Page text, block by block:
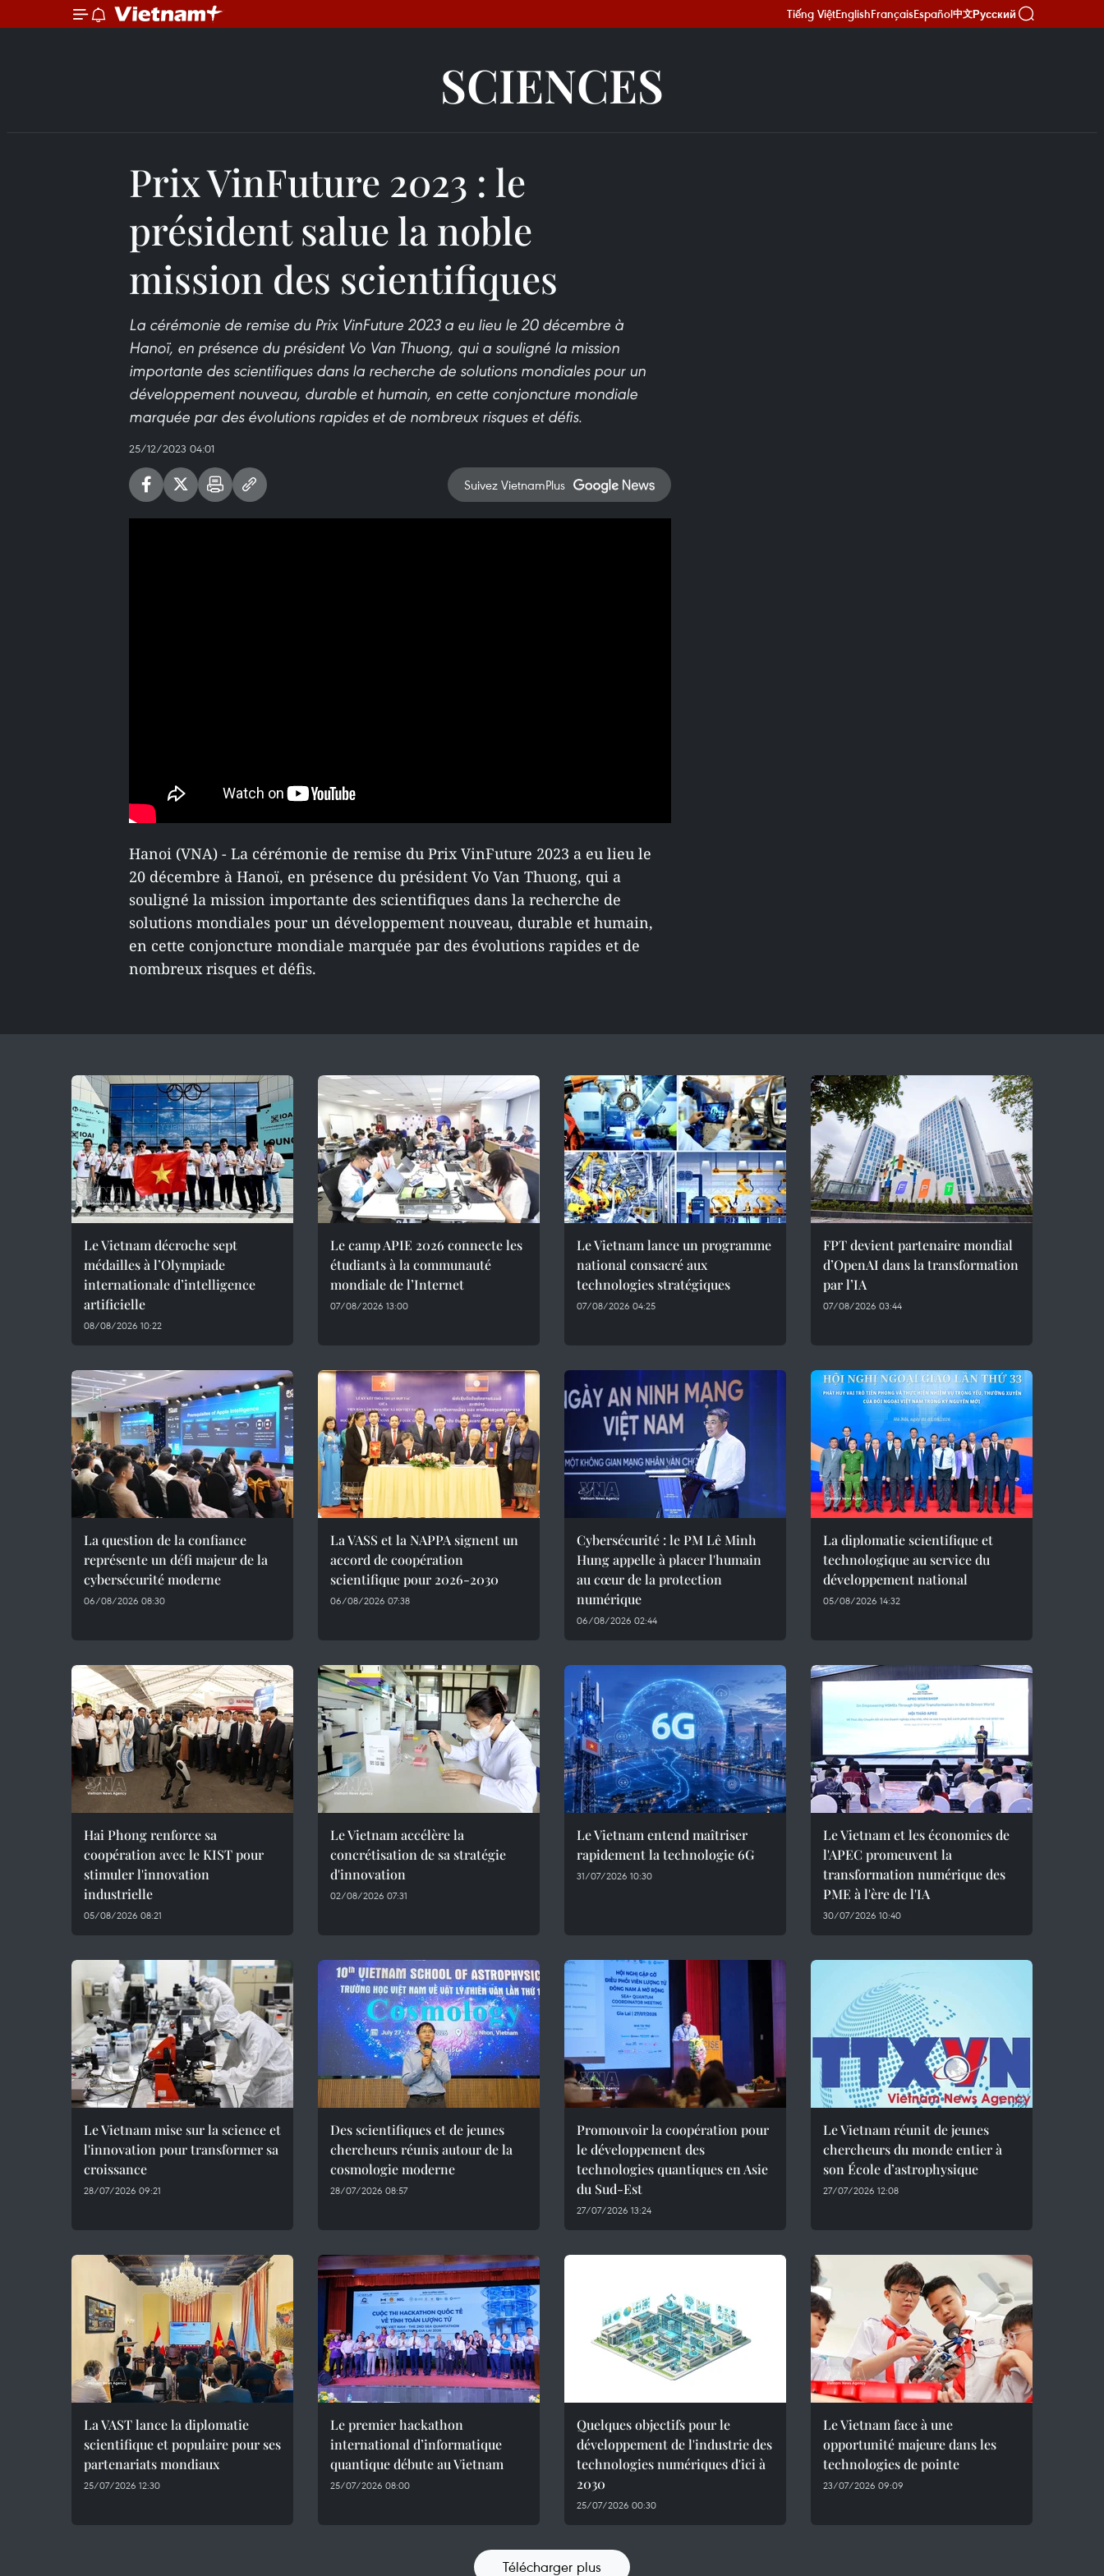
Tiếng ViệtEnglishFrançaisEspañol中文Русский
SCIENCES
Prix VinFuture 2023 : le
président salue la noble
mission des scientifiques
La cérémonie de remise du Prix VinFuture 2023 a eu lieu le 20 décembre à
Hanoï, en présence du président Vo Van Thuong, qui a souligné la mission
importante des scientifiques dans la recherche de solutions mondiales pour un
développement nouveau, durable et humain, en cette conjoncture mondiale
marquée par des évolutions rapides et de nombreux risques et défis.
25/12/2023 04:01
Suivez VietnamPlus
Hanoi (VNA) - La cérémonie de remise du Prix VinFuture 2023 a eu lieu le
20 décembre à Hanoï, en présence du président Vo Van Thuong, qui a
souligné la mission importante des scientifiques dans la recherche de
solutions mondiales pour un développement nouveau, durable et humain,
en cette conjoncture mondiale marquée par des évolutions rapides et de
nombreux risques et défis.
Le Vietnam décroche sept
médailles à l’Olympiade
internationale d’intelligence
artificielle
08/08/2026 10:22
Le camp APIE 2026 connecte les
étudiants à la communauté
mondiale de l’Internet
07/08/2026 13:00
Le Vietnam lance un programme
national consacré aux
technologies stratégiques
07/08/2026 04:25
FPT devient partenaire mondial
d’OpenAI dans la transformation
par l’IA
07/08/2026 03:44
La question de la confiance
représente un défi majeur de la
cybersécurité moderne
06/08/2026 08:30
La VASS et la NAPPA signent un
accord de coopération
scientifique pour 2026-2030
06/08/2026 07:38
Cybersécurité : le PM Lê Minh
Hung appelle à placer l'humain
au cœur de la protection
numérique
06/08/2026 02:44
La diplomatie scientifique et
technologique au service du
développement national
05/08/2026 14:32
Hai Phong renforce sa
coopération avec le KIST pour
stimuler l'innovation
industrielle
05/08/2026 08:21
Le Vietnam accélère la
concrétisation de sa stratégie
d'innovation
02/08/2026 07:31
Le Vietnam entend maîtriser
rapidement la technologie 6G
31/07/2026 10:30
Le Vietnam et les économies de
l'APEC promeuvent la
transformation numérique des
PME à l'ère de l'IA
30/07/2026 10:40
Le Vietnam mise sur la science et
l'innovation pour transformer sa
croissance
28/07/2026 09:21
Des scientifiques et de jeunes
chercheurs réunis autour de la
cosmologie moderne
28/07/2026 08:57
Promouvoir la coopération pour
le développement des
technologies quantiques en Asie
du Sud-Est
27/07/2026 13:24
Le Vietnam réunit de jeunes
chercheurs du monde entier à
son École d’astrophysique
27/07/2026 12:08
La VAST lance la diplomatie
scientifique et populaire pour ses
partenariats mondiaux
25/07/2026 12:30
Le premier hackathon
international d’informatique
quantique débute au Vietnam
25/07/2026 08:00
Quelques objectifs pour le
développement de l'industrie des
technologies numériques d'ici à
2030
25/07/2026 00:30
Le Vietnam face à une
opportunité majeure dans les
technologies de pointe
23/07/2026 09:09
Télécharger plus